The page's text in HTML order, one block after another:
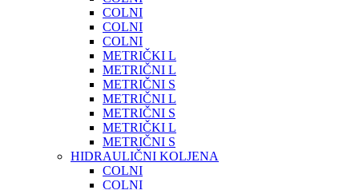
COLNI
COLNI
COLNI
METRIČKI L
METRIČNI L
METRIČNI S
METRIČNI L
METRIČNI S
METRIČKI L
METRIČNI S
HIDRAULIČNI KOLJENA
COLNI
COLNI